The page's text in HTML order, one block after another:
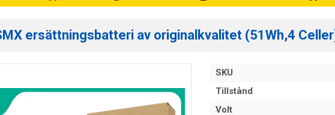
ersättningsbatteri av originalkvalitet (51Wh,4
SKU
Tillstånd
Volt